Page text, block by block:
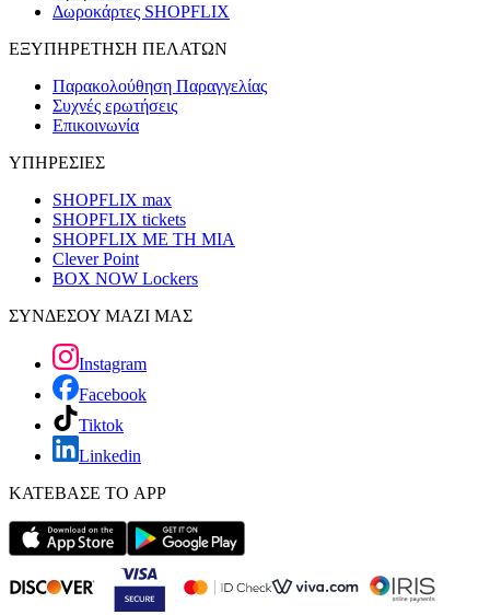
Δωροκάρτες SHOPFLIX
ΕΞΥΠΗΡΕΤΗΣΗ ΠΕΛΑΤΩΝ
Παρακολούθηση Παραγγελίας
Συχνές ερωτήσεις
Επικοινωνία
ΥΠΗΡΕΣΙΕΣ
SHOPFLIX max
SHOPFLIX tickets
SHOPFLIX ΜΕ ΤΗ ΜΙΑ
Clever Point
BOX NOW Lockers
ΣΥΝΔΕΣΟΥ ΜΑΖΙ ΜΑΣ
Instagram
Facebook
Tiktok
Linkedin
ΚΑΤΕΒΑΣΕ ΤΟ APP